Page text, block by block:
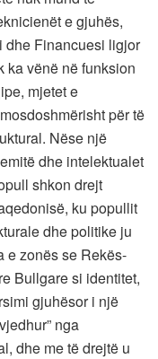
e gjuhës,
dhe Financuesi ligjor
ka vënë në funksion
mjetet e
për të
Nëse një
dhe intelektualet
shkon drejt
ku popullit
dhe politike ju
e zonës se Rekës-
Bullgare si identitet,
gjuhësor i një
nga
dhe me të drejtë u